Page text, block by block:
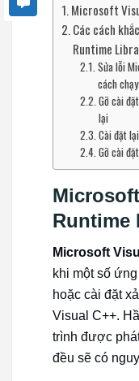
Microsoft
Các cách
Runtime
Sửa lỗi
cách
Gỡ cài
lại
Cài đặt
Gỡ cài
Runtime
Microsoft
khi một số
hoặc cài đặt
Visual C++.
trình được
đều sẽ có